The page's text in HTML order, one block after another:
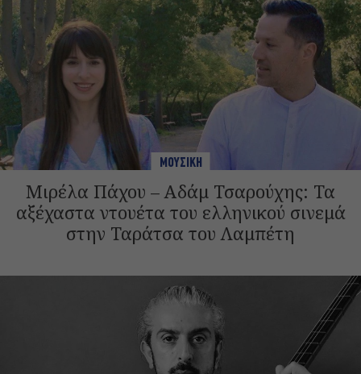
ΜΟΥΣΙΚΗ
Μιρέλα Πάχου – Αδάμ Τσαρούχης: Τα
αξέχαστα ντουέτα του ελληνικού σινεμά
στην Ταράτσα του Λαμπέτη